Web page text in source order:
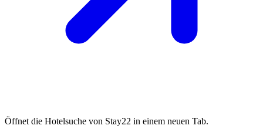
Öffnet die Hotelsuche von Stay22 in einem neuen Tab.